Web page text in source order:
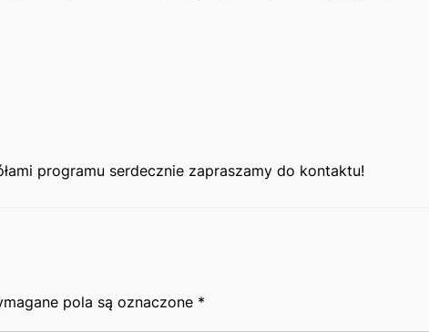
​programu serdecznie zapraszamy‍ do kontaktu!
pola są oznaczone *